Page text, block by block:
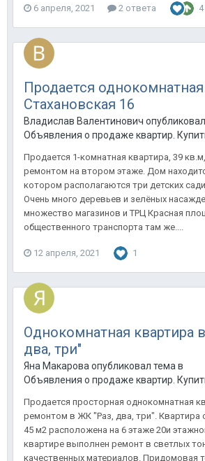
6 апреля, 2021 2 ответа 4
Продается однокомнатная
Стахановская 16
Владислав Валентинович
Объявления о продаже квартир.
Продается 1-комнатная квартира, 39
ремонтом на втором этаже. Дом
котором располагаются три детских
Очень много деревьев и зелёных
множество магазинов и ТРЦ Красная
общественного транспорта там же....
12 апреля, 2021 1
Однокомнатная квартира
два, три"
Яна Макарова опубликовал тема в
Объявления о продаже квартир.
Продается просторная однокомнатная
ремонтом в ЖК "Раз, два, три".
45 м2 расположена на 6 этаже 20и
квартире выполнен ремонт в светлых
качественных материалов. Придомовая